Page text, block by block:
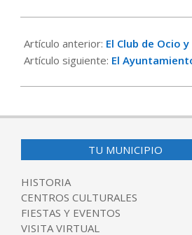
10-
13
Artículo anterior: El Club de Ocio
Artículo siguiente: El
TU MUNICIPIO
HISTORIA
CENTROS CULTURALES
FIESTAS Y EVENTOS
VISITA VIRTUAL